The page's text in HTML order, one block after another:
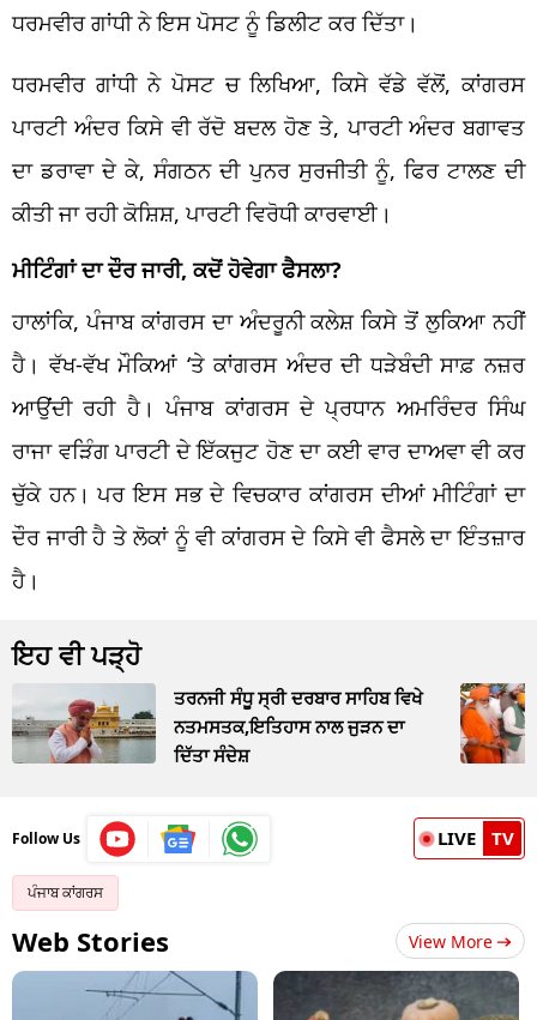
ਧਰਮਵੀਰ ਗਾਂਧੀ ਨੇ ਇਸ ਪੋਸਟ ਨੂੰ ਡਿਲੀਟ ਕਰ ਦਿੱਤਾ।
ਧਰਮਵੀਰ ਗਾਂਧੀ ਨੇ ਪੋਸਟ ਚ ਲਿਖਿਆ, ਕਿਸੇ ਵੱਡੇ ਵੱਲੋਂ, ਕਾਂਗਰਸ
ਪਾਰਟੀ ਅੰਦਰ ਕਿਸੇ ਵੀ ਰੱਦੋ ਬਦਲ ਹੋਣ ਤੇ, ਪਾਰਟੀ ਅੰਦਰ ਬਗਾਵਤ
ਦਾ ਡਰਾਵਾ ਦੇ ਕੇ, ਸੰਗਠਨ ਦੀ ਪੁਨਰ ਸੁਰਜੀਤੀ ਨੂੰ, ਫਿਰ ਟਾਲਣ ਦੀ
ਕੀਤੀ ਜਾ ਰਹੀ ਕੋਸ਼ਿਸ਼, ਪਾਰਟੀ ਵਿਰੋਧੀ ਕਾਰਵਾਈ।
ਮੀਟਿੰਗਾਂ ਦਾ ਦੌਰ ਜਾਰੀ, ਕਦੋਂ ਹੋਵੇਗਾ ਫੈਸਲਾ?
ਹਾਲਾਂਕਿ, ਪੰਜਾਬ ਕਾਂਗਰਸ ਦਾ ਅੰਦਰੂਨੀ ਕਲੇਸ਼ ਕਿਸੇ ਤੋਂ ਲੁਕਿਆ ਨਹੀਂ
ਹੈ। ਵੱਖ-ਵੱਖ ਮੌਕਿਆਂ ‘ਤੇ ਕਾਂਗਰਸ ਅੰਦਰ ਦੀ ਧੜੇਬੰਦੀ ਸਾਫ਼ ਨਜ਼ਰ
ਆਉਂਦੀ ਰਹੀ ਹੈ। ਪੰਜਾਬ ਕਾਂਗਰਸ ਦੇ ਪ੍ਰਧਾਨ ਅਮਰਿੰਦਰ ਸਿੰਘ
ਰਾਜਾ ਵੜਿੰਗ ਪਾਰਟੀ ਦੇ ਇੱਕਜੁਟ ਹੋਣ ਦਾ ਕਈ ਵਾਰ ਦਾਅਵਾ ਵੀ ਕਰ
ਚੁੱਕੇ ਹਨ। ਪਰ ਇਸ ਸਭ ਦੇ ਵਿਚਕਾਰ ਕਾਂਗਰਸ ਦੀਆਂ ਮੀਟਿੰਗਾਂ ਦਾ
ਦੌਰ ਜਾਰੀ ਹੈ ਤੇ ਲੋਕਾਂ ਨੂੰ ਵੀ ਕਾਂਗਰਸ ਦੇ ਕਿਸੇ ਵੀ ਫੈਸਲੇ ਦਾ ਇੰਤਜ਼ਾਰ
ਹੈ।
ਇਹ ਵੀ ਪੜ੍ਹੋ
ਤਰਨਜੀ ਸੰਧੂ ਸ੍ਰੀ ਦਰਬਾਰ ਸਾਹਿਬ ਵਿਖੇ
ਨਤਮਸਤਕ,ਇਤਿਹਾਸ ਨਾਲ ਜੁੜਨ ਦਾ
ਦਿੱਤਾ ਸੰਦੇਸ਼
Follow Us LIVE TV
ਪੰਜਾਬ ਕਾਂਗਰਸ
Web Stories View More